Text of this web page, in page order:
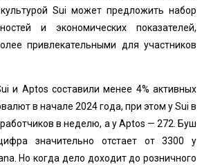
Sui может предложить набор
и экономических показателей,
привлекательными для участников
и Aptos составили менее 4% активных
в начале 2024 года, при этом у Sui в
в неделю, а у Aptos — 272. Буш
значительно отстает от 3300 у
Но когда дело доходит до розничного